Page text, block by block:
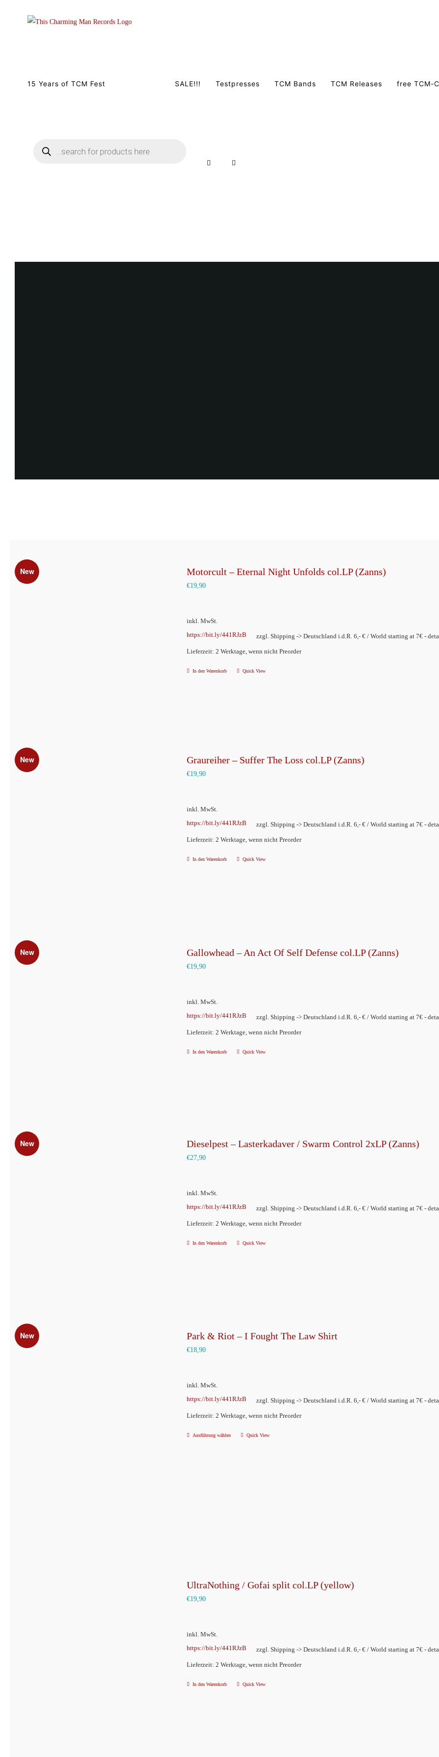
15 Years of TCM Fest SALE!!! Testpresses TCM Bands TCM Releases free TCM-
search
New Motorcult – Eternal Night Unfolds col.LP (Zanns)
€19,90
inkl. MwSt.
zzgl. Shipping -> Deutschland i.d.R. 6,- € / World starting at 7€ -
https://bit.ly/441RJzB
Lieferzeit: 2 Werktage, wenn nicht Preorder
In den Warenkorb Quick View
New Graureiher – Suffer The Loss col.LP (Zanns)
€19,90
inkl. MwSt.
zzgl. Shipping -> Deutschland i.d.R. 6,- € / World starting at 7€ -
https://bit.ly/441RJzB
Lieferzeit: 2 Werktage, wenn nicht Preorder
In den Warenkorb Quick View
New Gallowhead – An Act Of Self Defense col.LP (Zanns)
€19,90
inkl. MwSt.
zzgl. Shipping -> Deutschland i.d.R. 6,- € / World starting at 7€ -
https://bit.ly/441RJzB
Lieferzeit: 2 Werktage, wenn nicht Preorder
In den Warenkorb Quick View
New Dieselpest – Lasterkadaver / Swarm Control 2xLP (Zanns)
€27,90
inkl. MwSt.
zzgl. Shipping -> Deutschland i.d.R. 6,- € / World starting at 7€ -
https://bit.ly/441RJzB
Lieferzeit: 2 Werktage, wenn nicht Preorder
In den Warenkorb Quick View
New Park & Riot – I Fought The Law Shirt
€18,90
inkl. MwSt.
zzgl. Shipping -> Deutschland i.d.R. 6,- € / World starting at 7€ -
https://bit.ly/441RJzB
Lieferzeit: 2 Werktage, wenn nicht Preorder
Ausführung wählen
Dieses
Produktseite
Quick View
UltraNothing / Gofai split col.LP (yellow)
€19,90
inkl. MwSt.
zzgl. Shipping -> Deutschland i.d.R. 6,- € / World starting at 7€ -
https://bit.ly/441RJzB
Lieferzeit: 2 Werktage, wenn nicht Preorder
In den Warenkorb Quick View